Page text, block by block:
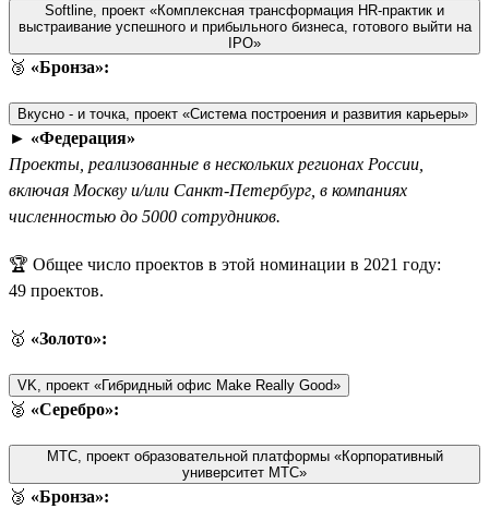
Softline, проект «Комплексная трансформация HR-практик и
выстраивание успешного и прибыльного бизнеса, готового выйти на
IPO»
🥉 «Бронза»:
Вкусно - и точка, проект «Система построения и развития карьеры»
► «Федерация»
Проекты, реализованные в нескольких регионах России,
включая Москву и/или Санкт-Петербург, в компаниях
численностью до 5000 сотрудников.
🏆 Общее число проектов в этой номинации в 2021 году:
49 проектов.
🥇 «Золото»:
VK, проект «Гибридный офис Make Really Good»
🥈 «Серебро»:
МТС, проект образовательной платформы «Корпоративный
университет МТС»
🥉 «Бронза»: